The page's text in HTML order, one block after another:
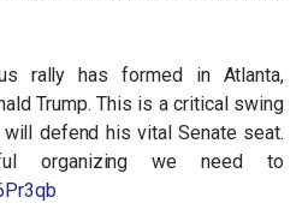
rally has formed in Atlanta,
Trump. This is a critical swing
defend his vital Senate seat.
organizing we need to